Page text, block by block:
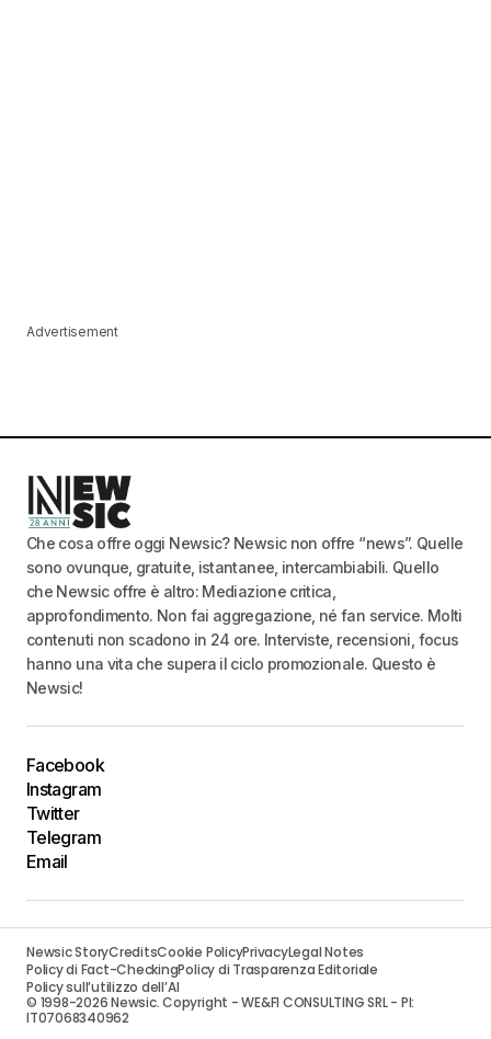
Advertisement
Che cosa offre oggi Newsic? Newsic non offre “news”. Quelle
sono ovunque, gratuite, istantanee, intercambiabili. Quello
che Newsic offre è altro: Mediazione critica,
approfondimento. Non fai aggregazione, né fan service. Molti
contenuti non scadono in 24 ore. Interviste, recensioni, focus
hanno una vita che supera il ciclo promozionale. Questo è
Newsic!
Facebook
Instagram
Twitter
Telegram
Email
Newsic StoryCreditsCookie PolicyPrivacyLegal Notes
Policy di Fact-CheckingPolicy di Trasparenza Editoriale
Policy sull’utilizzo dell’AI
© 1998-2026 Newsic. Copyright - WE&FI CONSULTING SRL - PI:
IT07068340962